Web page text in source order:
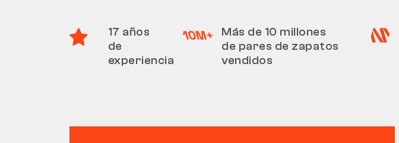
17 años
de
experiencia
Más de 10 millones
de pares de zapatos
vendidos